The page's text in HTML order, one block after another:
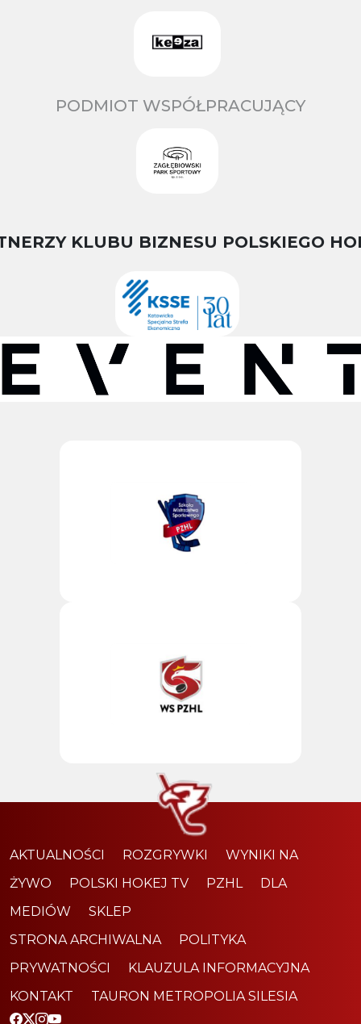
PODMIOT WSPÓŁPRACUJĄCY
KLUBU BIZNESU POLSKIEGO
AKTUALNOŚCI ROZGRYWKI
WYNIKI NA
ŻYWO
POLSKI HOKEJ TV PZHL
DLA
MEDIÓW
SKLEP
STRONA ARCHIWALNA
POLITYKA
PRYWATNOŚCI
KLAUZULA INFORMACYJNA
KONTAKT
TAURON METROPOLIA SILESIA